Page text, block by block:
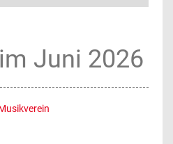
Juni 2026